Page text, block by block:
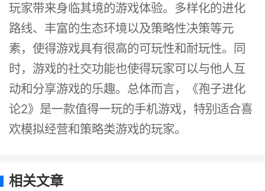
玩家带来身临其境的游戏体验。多样化的进化
路线、丰富的生态环境以及策略性决策等元
素，使得游戏具有很高的可玩性和耐玩性。同
时，游戏的社交功能也使得玩家可以与他人互
动和分享游戏的乐趣。总体而言，《孢子进化
论2》是一款值得一玩的手机游戏，特别适合喜
欢模拟经营和策略类游戏的玩家。
相关文章